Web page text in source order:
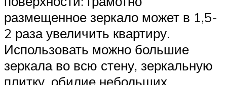
размещенное зеркало может в 1,5-
2 раза увеличить квартиру.
Использовать можно большие
зеркала во всю стену, зеркальную
плитку, обилие небольших